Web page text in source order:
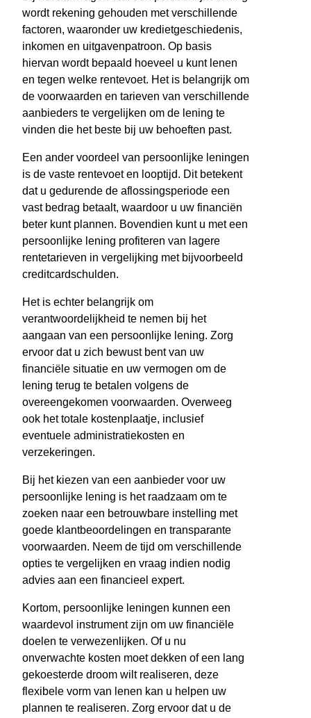
wordt rekening gehouden met verschillende
factoren, waaronder uw kredietgeschiedenis,
inkomen en uitgavenpatroon. Op basis
hiervan wordt bepaald hoeveel u kunt lenen
en tegen welke rentevoet. Het is belangrijk om
de voorwaarden en tarieven van verschillende
aanbieders te vergelijken om de lening te
vinden die het beste bij uw behoeften past.
Een ander voordeel van persoonlijke leningen
is de vaste rentevoet en looptijd. Dit betekent
dat u gedurende de aflossingsperiode een
vast bedrag betaalt, waardoor u uw financiën
beter kunt plannen. Bovendien kunt u met een
persoonlijke lening profiteren van lagere
rentetarieven in vergelijking met bijvoorbeeld
creditcardschulden.
Het is echter belangrijk om
verantwoordelijkheid te nemen bij het
aangaan van een persoonlijke lening. Zorg
ervoor dat u zich bewust bent van uw
financiële situatie en uw vermogen om de
lening terug te betalen volgens de
overeengekomen voorwaarden. Overweeg
ook het totale kostenplaatje, inclusief
eventuele administratiekosten en
verzekeringen.
Bij het kiezen van een aanbieder voor uw
persoonlijke lening is het raadzaam om te
zoeken naar een betrouwbare instelling met
goede klantbeoordelingen en transparante
voorwaarden. Neem de tijd om verschillende
opties te vergelijken en vraag indien nodig
advies aan een financieel expert.
Kortom, persoonlijke leningen kunnen een
waardevol instrument zijn om uw financiële
doelen te verwezenlijken. Of u nu
onverwachte kosten moet dekken of een lang
gekoesterde droom wilt realiseren, deze
flexibele vorm van lenen kan u helpen uw
plannen te realiseren. Zorg ervoor dat u de